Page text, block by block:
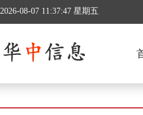
2026-08-07 11:37:48 星期五